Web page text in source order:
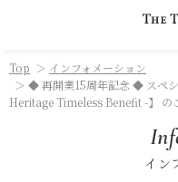
Top ＞ インフォメーション
＞ ◆ 再開業15周年記念 ◆ スペ
Heritage Timeless Benefit -】 の
イン